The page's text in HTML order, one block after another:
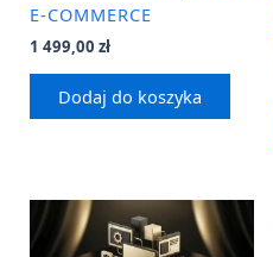
E-COMMERCE
1 499,00 zł
Dodaj do koszyka